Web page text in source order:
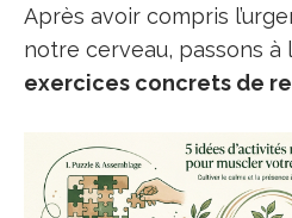
Après avoir compris
notre cerveau, passons à
exercices concrets de